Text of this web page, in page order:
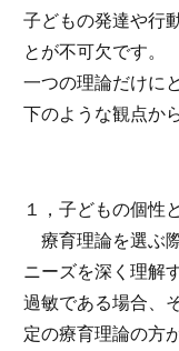
子どもの発達や行
とが不可欠です。
一つの理論だけに
下のような観点か
１，子どもの個性
療育理論を選ぶ
ニーズを深く理解
過敏である場合、
定の療育理論の方